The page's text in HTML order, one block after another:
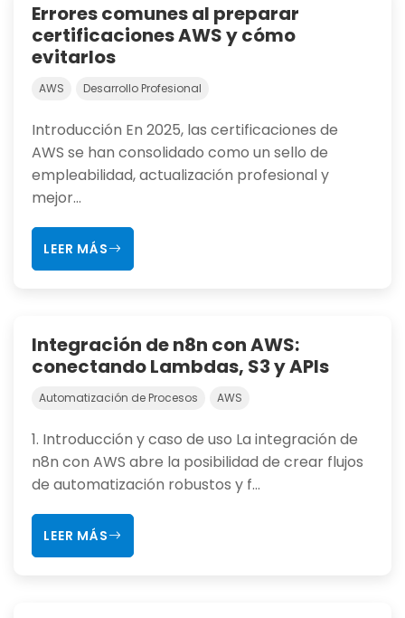
Errores comunes al preparar
certificaciones AWS y cómo
evitarlos
AWS Desarrollo Profesional
Introducción En 2025, las certificaciones de
AWS se han consolidado como un sello de
empleabilidad, actualización profesional y
mejor...
LEER MÁS
Integración de n8n con AWS:
conectando Lambdas, S3 y APIs
Automatización de Procesos AWS
1. Introducción y caso de uso La integración de
n8n con AWS abre la posibilidad de crear flujos
de automatización robustos y f...
LEER MÁS